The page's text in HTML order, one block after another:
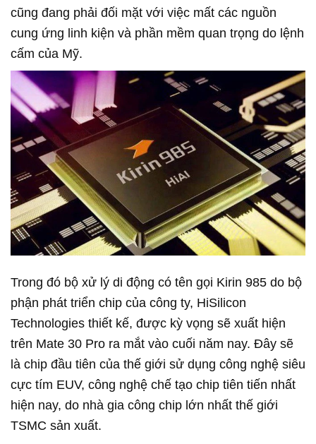
cũng đang phải đối mặt với việc mất các nguồn
cung ứng linh kiện và phần mềm quan trọng do lệnh
cấm của Mỹ.
Trong đó bộ xử lý di động có tên gọi Kirin 985 do bộ
phận phát triển chip của công ty, HiSilicon
Technologies thiết kế, được kỳ vọng sẽ xuất hiện
trên Mate 30 Pro ra mắt vào cuối năm nay. Đây sẽ
là chip đầu tiên của thế giới sử dụng công nghệ siêu
cực tím EUV, công nghệ chế tạo chip tiên tiến nhất
hiện nay, do nhà gia công chip lớn nhất thế giới
TSMC sản xuất.